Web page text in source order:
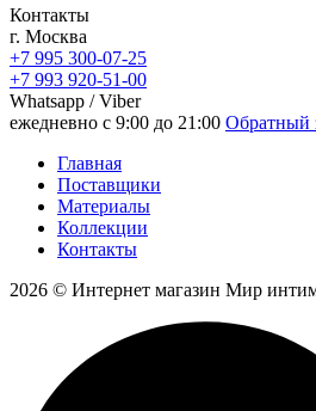
Контакты
г. Москва
+7 995 300-07-25
+7 993 920-51-00
Whatsapp / Viber
ежедневно с 9:00 до 21:00 Обратный
Главная
Поставщики
Материалы
Коллекции
Контакты
2026 © Интернет магазин Мир